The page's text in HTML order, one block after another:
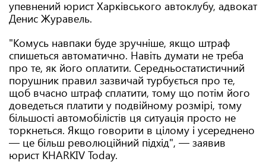
упевнений юрист Харківського автоклубу, адвокат
Денис Журавель.
"Комусь навпаки буде зручніше, якщо штраф
спишеться автоматично. Навіть думати не треба
про те, як його оплатити. Середньостатистичний
порушник правил зазвичай турбується про те,
щоб вчасно штраф сплатити, тому що потім його
доведеться платити у подвійному розмірі, тому
більшості автомобілістів ця ситуація просто не
торкнеться. Якщо говорити в цілому і усереднено
— це більш революційний підхід", — заявив
юрист KHARKIV Today.